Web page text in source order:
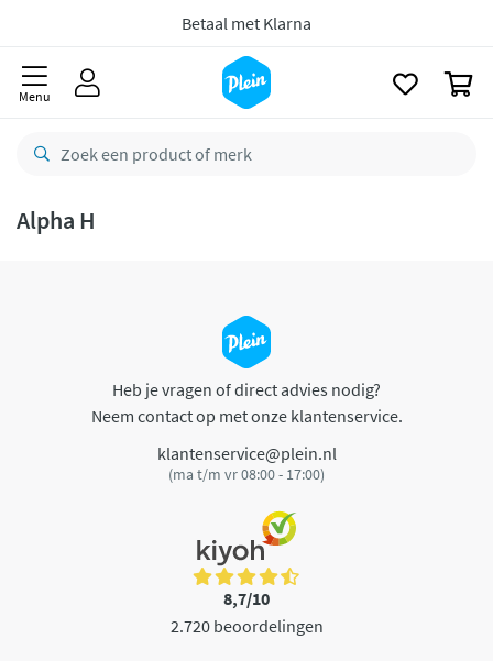
Betaal met Klarna
Menu
Alpha H
Heb je vragen of direct advies nodig?
Neem contact op met onze klantenservice.
klantenservice@plein.nl
(ma t/m vr 08:00 - 17:00)
8,7/10
2.720 beoordelingen